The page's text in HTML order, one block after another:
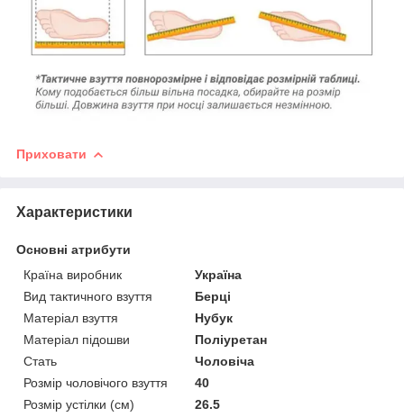
Приховати
Характеристики
Основні атрибути
Країна виробник
Україна
Вид тактичного взуття
Берці
Матеріал взуття
Нубук
Матеріал підошви
Поліуретан
Стать
Чоловіча
Розмір чоловічого взуття
40
Розмір устілки (см)
26.5